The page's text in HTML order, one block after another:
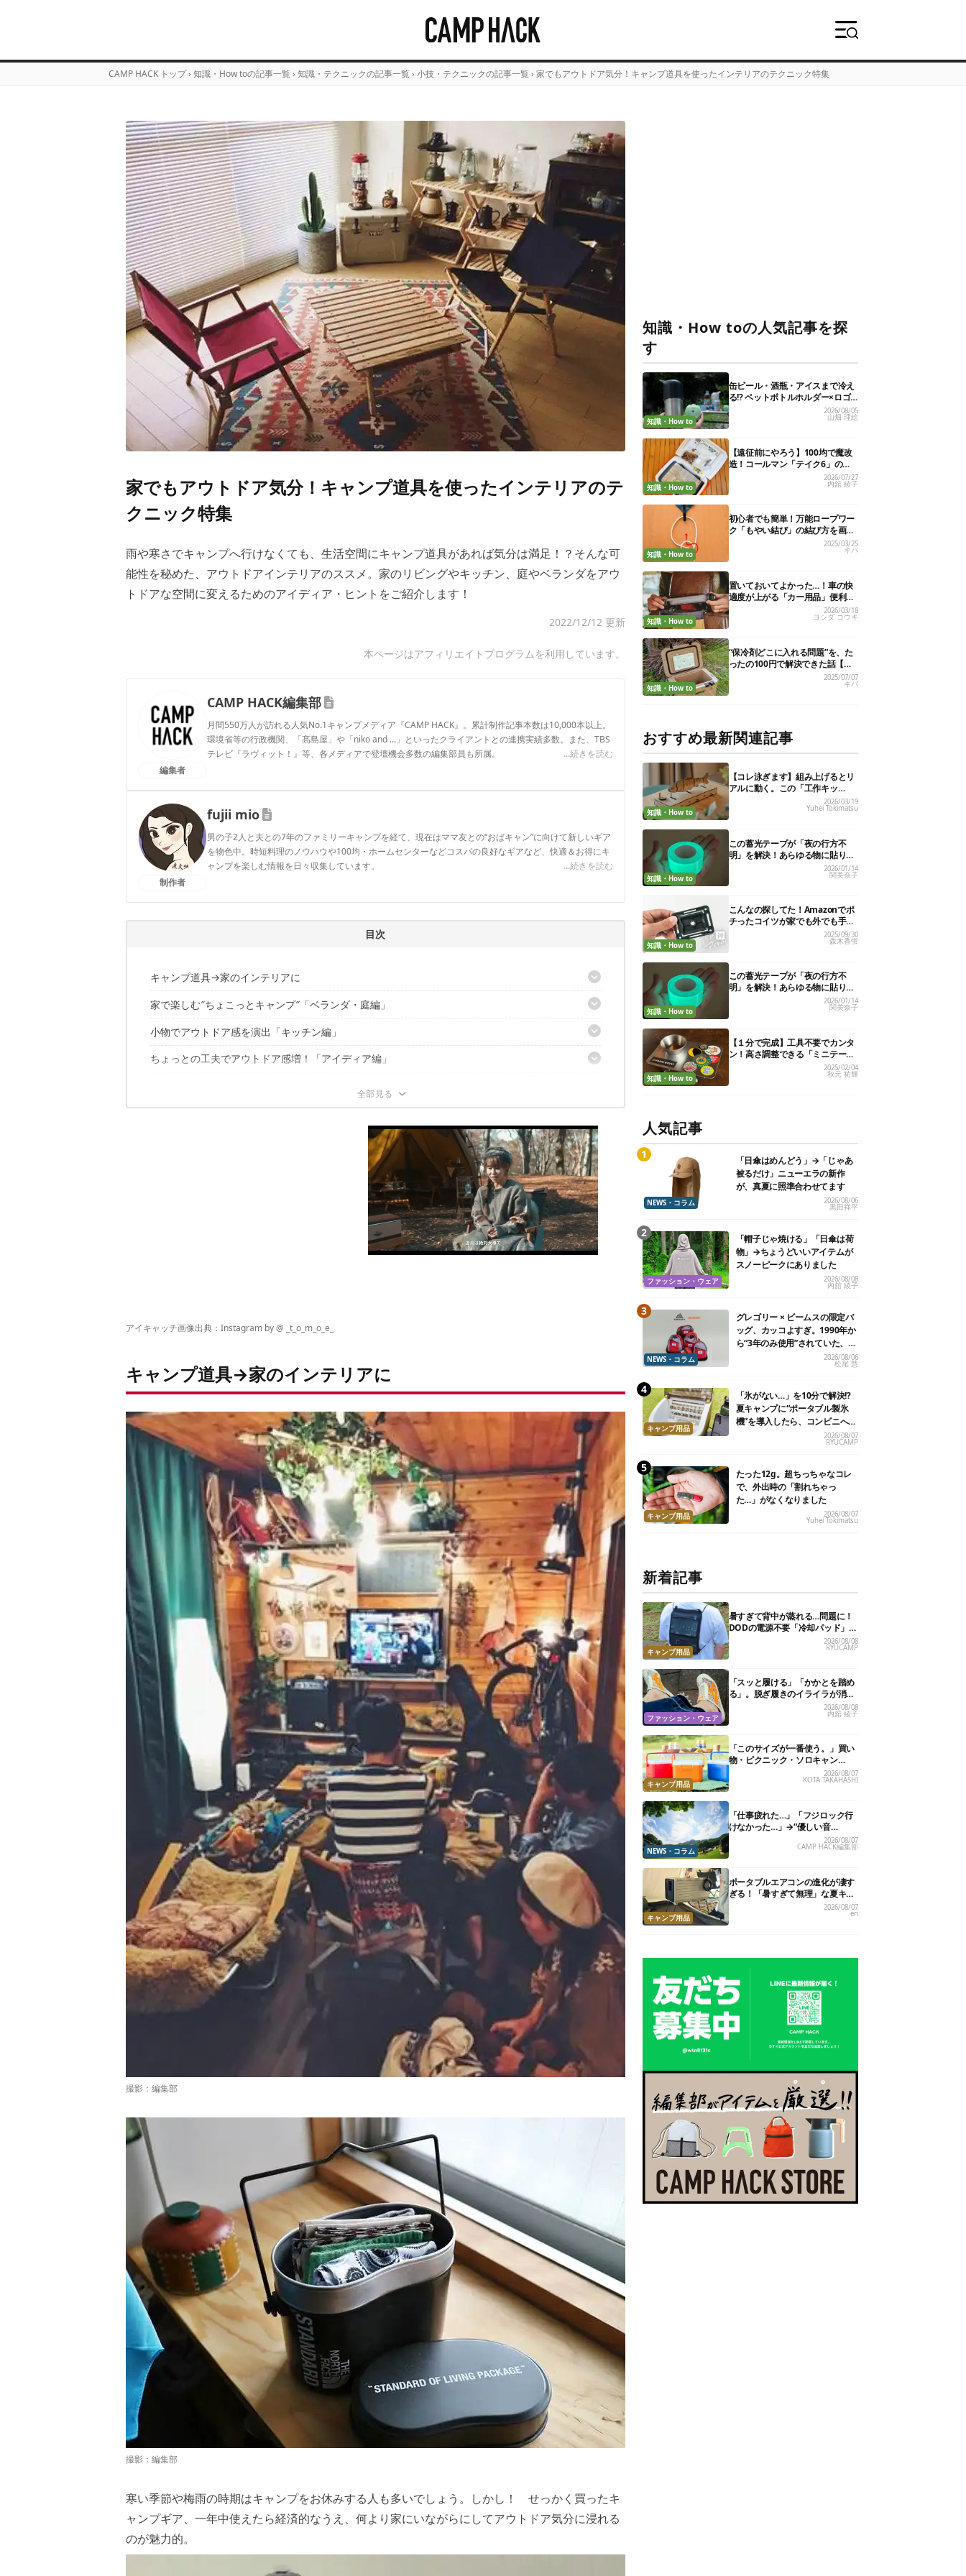
CAMP HACK トップ › 知識・How toの記事一覧 › 知識・テクニックの記事一覧 › 小技・テクニックの記事一覧 › 家でもアウトドア気分！キャンプ道具を使ったインテリアのテクニック特集
家でもアウトドア気分！キャンプ道具を使ったインテリアのテ
クニック特集
雨や寒さでキャンプへ行けなくても、生活空間にキャンプ道具があれば気分は満足！？そんな可
能性を秘めた、アウトドアインテリアのススメ。家のリビングやキッチン、庭やベランダをアウ
トドアな空間に変えるためのアイディア・ヒントをご紹介します！
2022/12/12 更新
本ページはアフィリエイトプログラムを利用しています。
編集者
CAMP HACK編集部
月間550万人が訪れる人気No.1キャンプメディア『CAMP HACK』。累計制作記事本数は10,000本以上。
環境省等の行政機関、「髙島屋」や「niko and ...」といったクライアントとの連携実績多数。また、TBS
テレビ『ラヴィット！』等、各メディアで登壇機会多数の編集部員も所属。
...続きを読む
制作者
fujii mio
男の子2人と夫との7年のファミリーキャンプを経て、現在はママ友との“おばキャン”に向けて新しいギア
を物色中。時短料理のノウハウや100均・ホームセンターなどコスパの良好なギアなど、快適＆お得にキ
ャンプを楽しむ情報を日々収集しています。
...続きを読む
目次
キャンプ道具→家のインテリアに
お気に入りは積極的に見せよう
家で楽しむ″ちょこっとキャンプ″「ベランダ・庭編」
ベランダでしっくりと
バルコニー
庭キャンプ
小物でアウトドア感を演出「キッチン編」
ペグのキッチンスタンド
ちょっとの工夫でアウトドア感増！「アイディア編」
有孔ボードにアウトドアグッズを飾る
アイキャッチ画像出典：Instagram by @ _t_o_m_o_e_
キャンプ道具→家のインテリアに
撮影：編集部
撮影：編集部
寒い季節や梅雨の時期はキャンプをお休みする人も多いでしょう。しかし！ せっかく買ったキ
ャンプギア、一年中使えたら経済的なうえ、何より家にいながらにしてアウトドア気分に浸れる
のが魅力的。
知識・How toの人気記事を探
す
知識・How to
缶ビール・酒瓶・アイスまで冷え
る!? ペットボトルホルダー×ロゴ
ス保冷剤が夏の最強コンビだった
2026/08/05
山畑 理絵
知識・How to
【遠征前にやろう】100均で魔改
造！コールマン「テイク6」の使
い勝手を“倍の倍”にする裏ワザ6連
2026/07/27
内舘 綾子
知識・How to
初心者でも簡単！万能ロープワー
ク「もやい結び」の結び方を画像
2025/03/25
キバ
知識・How to
置いておいてよかった…！車の快
適度が上がる「カー用品」便利グ
ッズ27選
2026/03/18
ヨシダ コウキ
知識・How to
“保冷剤どこに入れる問題”を、た
ったの100円で解決できた話【超
簡単DIY】
2025/07/07
キバ
おすすめ最新関連記事
知識・How to
【コレ泳ぎます】組み上げるとリ
アルに動く。この「工作キッ
ト」、インテリアにもいいんです
2026/03/19
Yuhei Tokimatsu
知識・How to
この蓄光テープが「夜の行方不
明」を解決！あらゆる物に貼りま
くり、効果を実証してみた2026/01/14
関美奈子
知識・How to
こんなの探してた！Amazonでポ
チったコイツが家でも外でも手放
せない相棒を作ってくれました
2025/09/30
森木香蛍
知識・How to
この蓄光テープが「夜の行方不
明」を解決！あらゆる物に貼りま
くり、効果を実証してみた2026/01/14
関美奈子
知識・How to
【１分で完成】工具不要でカンタ
ン！高さ調整できる「ミニテーブ
ル」作ってみた。材料はまさか
2025/02/04
秋元 祐輝
人気記事
NEWS・コラム
「日傘はめんどう」→「じゃあ
被るだけ」ニューエラの新作
が、真夏に照準合わせてます
2026/08/06
黒田祥平
ファッション・ウェア
「帽子じゃ焼ける」「日傘は荷
物」→ちょうどいいアイテムが
スノーピークにありました
2026/08/08
内舘 綾子
NEWS・コラム
グレゴリー × ビームスの限定バ
ッグ、カッコよすぎ。1990年か
ら“3年のみ使用”されていた、紫
2026/08/06
松尾 慧
キャンプ用品
「氷がない…」を10分で解決!?
夏キャンプに“ポータブル製氷
機”を導入したら、コンビニへ走
2026/08/07
RYUCAMP
キャンプ用品
たった12g。超ちっちゃなコレ
で、外出時の「割れちゃっ
た…」がなくなりました
2026/08/07
Yuhei Tokimatsu
新着記事
キャンプ用品
暑すぎて背中が蒸れる…問題に！
DODの電源不要「冷却パッド」を
試したら、夏の移動がラクになっ
た
2026/08/08
RYUCAMP
ファッション・ウェア
「スッと履ける」「かかとを踏め
る」。脱ぎ履きのイライラが消え
る快適“スニーカーサンダル”6選
2026/08/08
内舘 綾子
キャンプ用品
「このサイズが一番使う。」買い
物・ピクニック・ソロキャン
に“ちょうどいい”小型クーラーボ
ックス13選
2026/08/07
KOTA TAKAHASHI
NEWS・コラム
「仕事疲れた…」「フジロック行
けなかった…」→“優しい音
楽”と“大きな自然”で治癒。まだ間
に合います。
2026/08/07
CAMP HACK編集部
キャンプ用品
ポータブルエアコンの進化が凄す
ぎる！「暑すぎて無理」な夏キャ
ンプを激変させる最新5選2026/08/07
eri